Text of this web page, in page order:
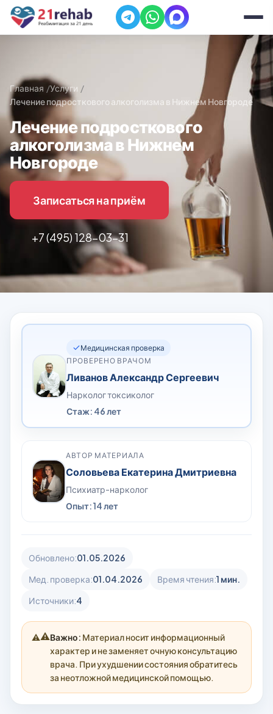
Главная
Услуги
Лечение подросткового алкоголизма в Нижнем Новгороде
Лечение подросткового
алкоголизма в Нижнем
Новгороде
Записаться на приём
+7 (495) 128-03-31
Медицинская проверка
ПРОВЕРЕНО ВРАЧОМ
Ливанов Александр Сергеевич
Нарколог токсиколог
Стаж: 46 лет
АВТОР МАТЕРИАЛА
Соловьева Екатерина Дмитриевна
Психиатр-нарколог
Опыт: 14 лет
Обновлено:01.05.2026
Мед. проверка:01.04.2026 Время чтения:1 мин.
Источники:4
⚠️Важно: Материал носит информационный
характер и не заменяет очную консультацию
врача. При ухудшении состояния обратитесь
за неотложной медицинской помощью.